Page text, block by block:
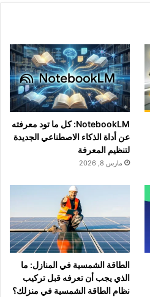
NotebookLM: كل ما تود معرفته
عن أداة الذكاء الاصطناعي الجديدة
لتنظيم المعرفة
مارس 8, 2026
الطاقة الشمسية في المنازل: ما
الذي يجب أن تعرفه قبل تركيب
نظام الطاقة الشمسية في منزلك؟